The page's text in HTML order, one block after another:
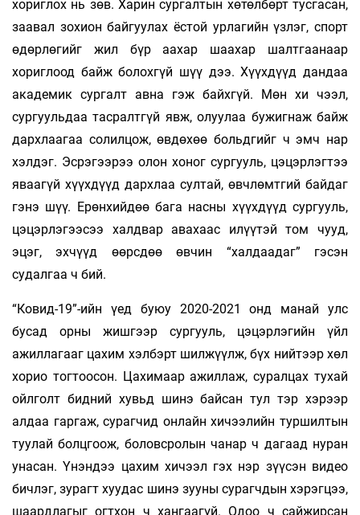
хориглох нь зөв. Харин сургалтын хөтөлбөрт тусгасан,
заавал зохион байгуулах ёстой урлагийн үзлэг, спорт
өдөрлөгийг жил бүр аахар шаахар шалтгаанаар
хориглоод байж болохгүй шүү дээ. Хүүхдүүд дандаа
академик сургалт авна гэж байхгүй. Мөн хи­ чээл,
сургуульдаа тасралтгүй явж, олуулаа бужигнаж байж
дархлаагаа солилцож, өвдөхөө больдгийг ч эмч нар
хэлдэг. Эсрэгээрээ олон хоног сургууль, цэцэрлэгтээ
яваагүй хүүхдүүд дархлаа султай, өвчлөмтгий байдаг
гэнэ шүү. Ерөнхийдөө бага насны хүүхдүүд сургууль,
цэцэрлэгээсээ халдвар авахаас илүүтэй том­ чууд,
эцэг, эхчүүд өөрсдөө өвчин “халдаадаг” гэсэн
судалгаа ч бий.
“Ковид-19”-ийн үед буюу 2020-2021 онд манай улс
бусад орны жишгээр сургууль, цэцэрлэгийн үйл
ажиллагааг цахим хэлбэрт шилжүүлж, бүх нийтээр хөл
хорио тогтоосон. Цахимаар ажиллаж, суралцах тухай
ойлголт бидний хувьд шинэ байсан тул тэр хэрээр
алдаа гаргаж, сурагчид онлайн хичээлийн туршилтын
туулай болцгоож, боловсролын чанар ч дагаад нуран
унасан. Үнэндээ цахим хичээл гэх нэр зүүсэн видео
бичлэг, зурагт хуудас шинэ зууны сурагчдын хэрэгцээ,
шаардлагыг огтхон ч хангаагүй. Одоо ч сайжирсан